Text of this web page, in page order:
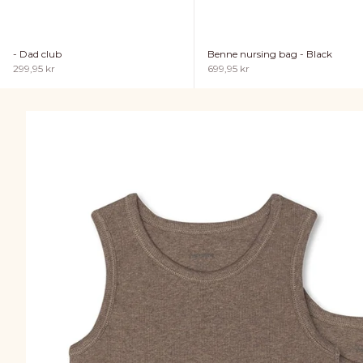
- Dad club
Sale price
299,95 kr
Benne nursing bag - Black
Sale price
699,95 kr